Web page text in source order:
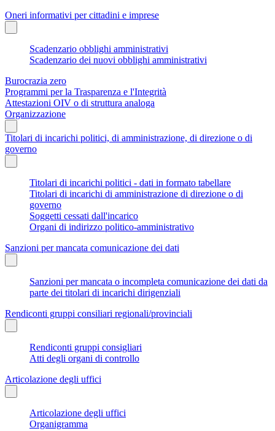
Oneri informativi per cittadini e imprese
Scadenzario obblighi amministrativi
Scadenzario dei nuovi obblighi amministrativi
Burocrazia zero
Programmi per la Trasparenza e l'Integrità
Attestazioni OIV o di struttura analoga
Organizzazione
Titolari di incarichi politici, di amministrazione, di direzione o di
governo
Titolari di incarichi politici - dati in formato tabellare
Titolari di incarichi di amministrazione di direzione o di
governo
Soggetti cessati dall'incarico
Organi di indirizzo politico-amministrativo
Sanzioni per mancata comunicazione dei dati
Sanzioni per mancata o incompleta comunicazione dei dati da
parte dei titolari di incarichi dirigenziali
Rendiconti gruppi consiliari regionali/provinciali
Rendiconti gruppi consigliari
Atti degli organi di controllo
Articolazione degli uffici
Articolazione degli uffici
Organigramma